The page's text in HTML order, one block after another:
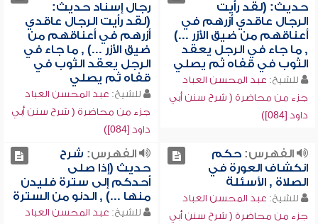
حديث: (لقد رأيت
الرجال عاقدي أزرهم في
أعناقهم من ضيق الأزر ...)
, ما جاء في الرجل يعقد
الثوب في قفاه ثم يصلي
للشيخ: عبد المحسن العباد
جزء من محاضرة ( شرح سنن أبي
داود [084])
رجال إسناد حديث:
(لقد رأيت الرجال عاقدي
أزرهم في أعناقهم من
ضيق الأزر ...) , ما جاء في
الرجل يعقد الثوب في
قفاه ثم يصلي
للشيخ: عبد المحسن العباد
جزء من محاضرة ( شرح سنن أبي
داود [084])
الفهرس:حكم
انكشاف العورة في
الصلاة , الأسئلة
للشيخ: عبد المحسن العباد
جزء من محاضرة ( شرح سنن أبي
الفهرس: شرح
حديث (إذا صلى
أحدكم إلى سترة فليدن
منها ...) , الدنو من السترة
للشيخ: عبد المحسن العباد